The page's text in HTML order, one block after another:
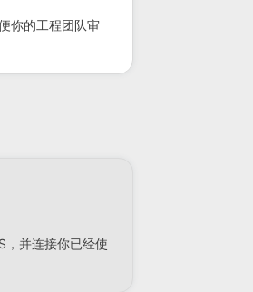
你的工程团队审
，并连接你已经使